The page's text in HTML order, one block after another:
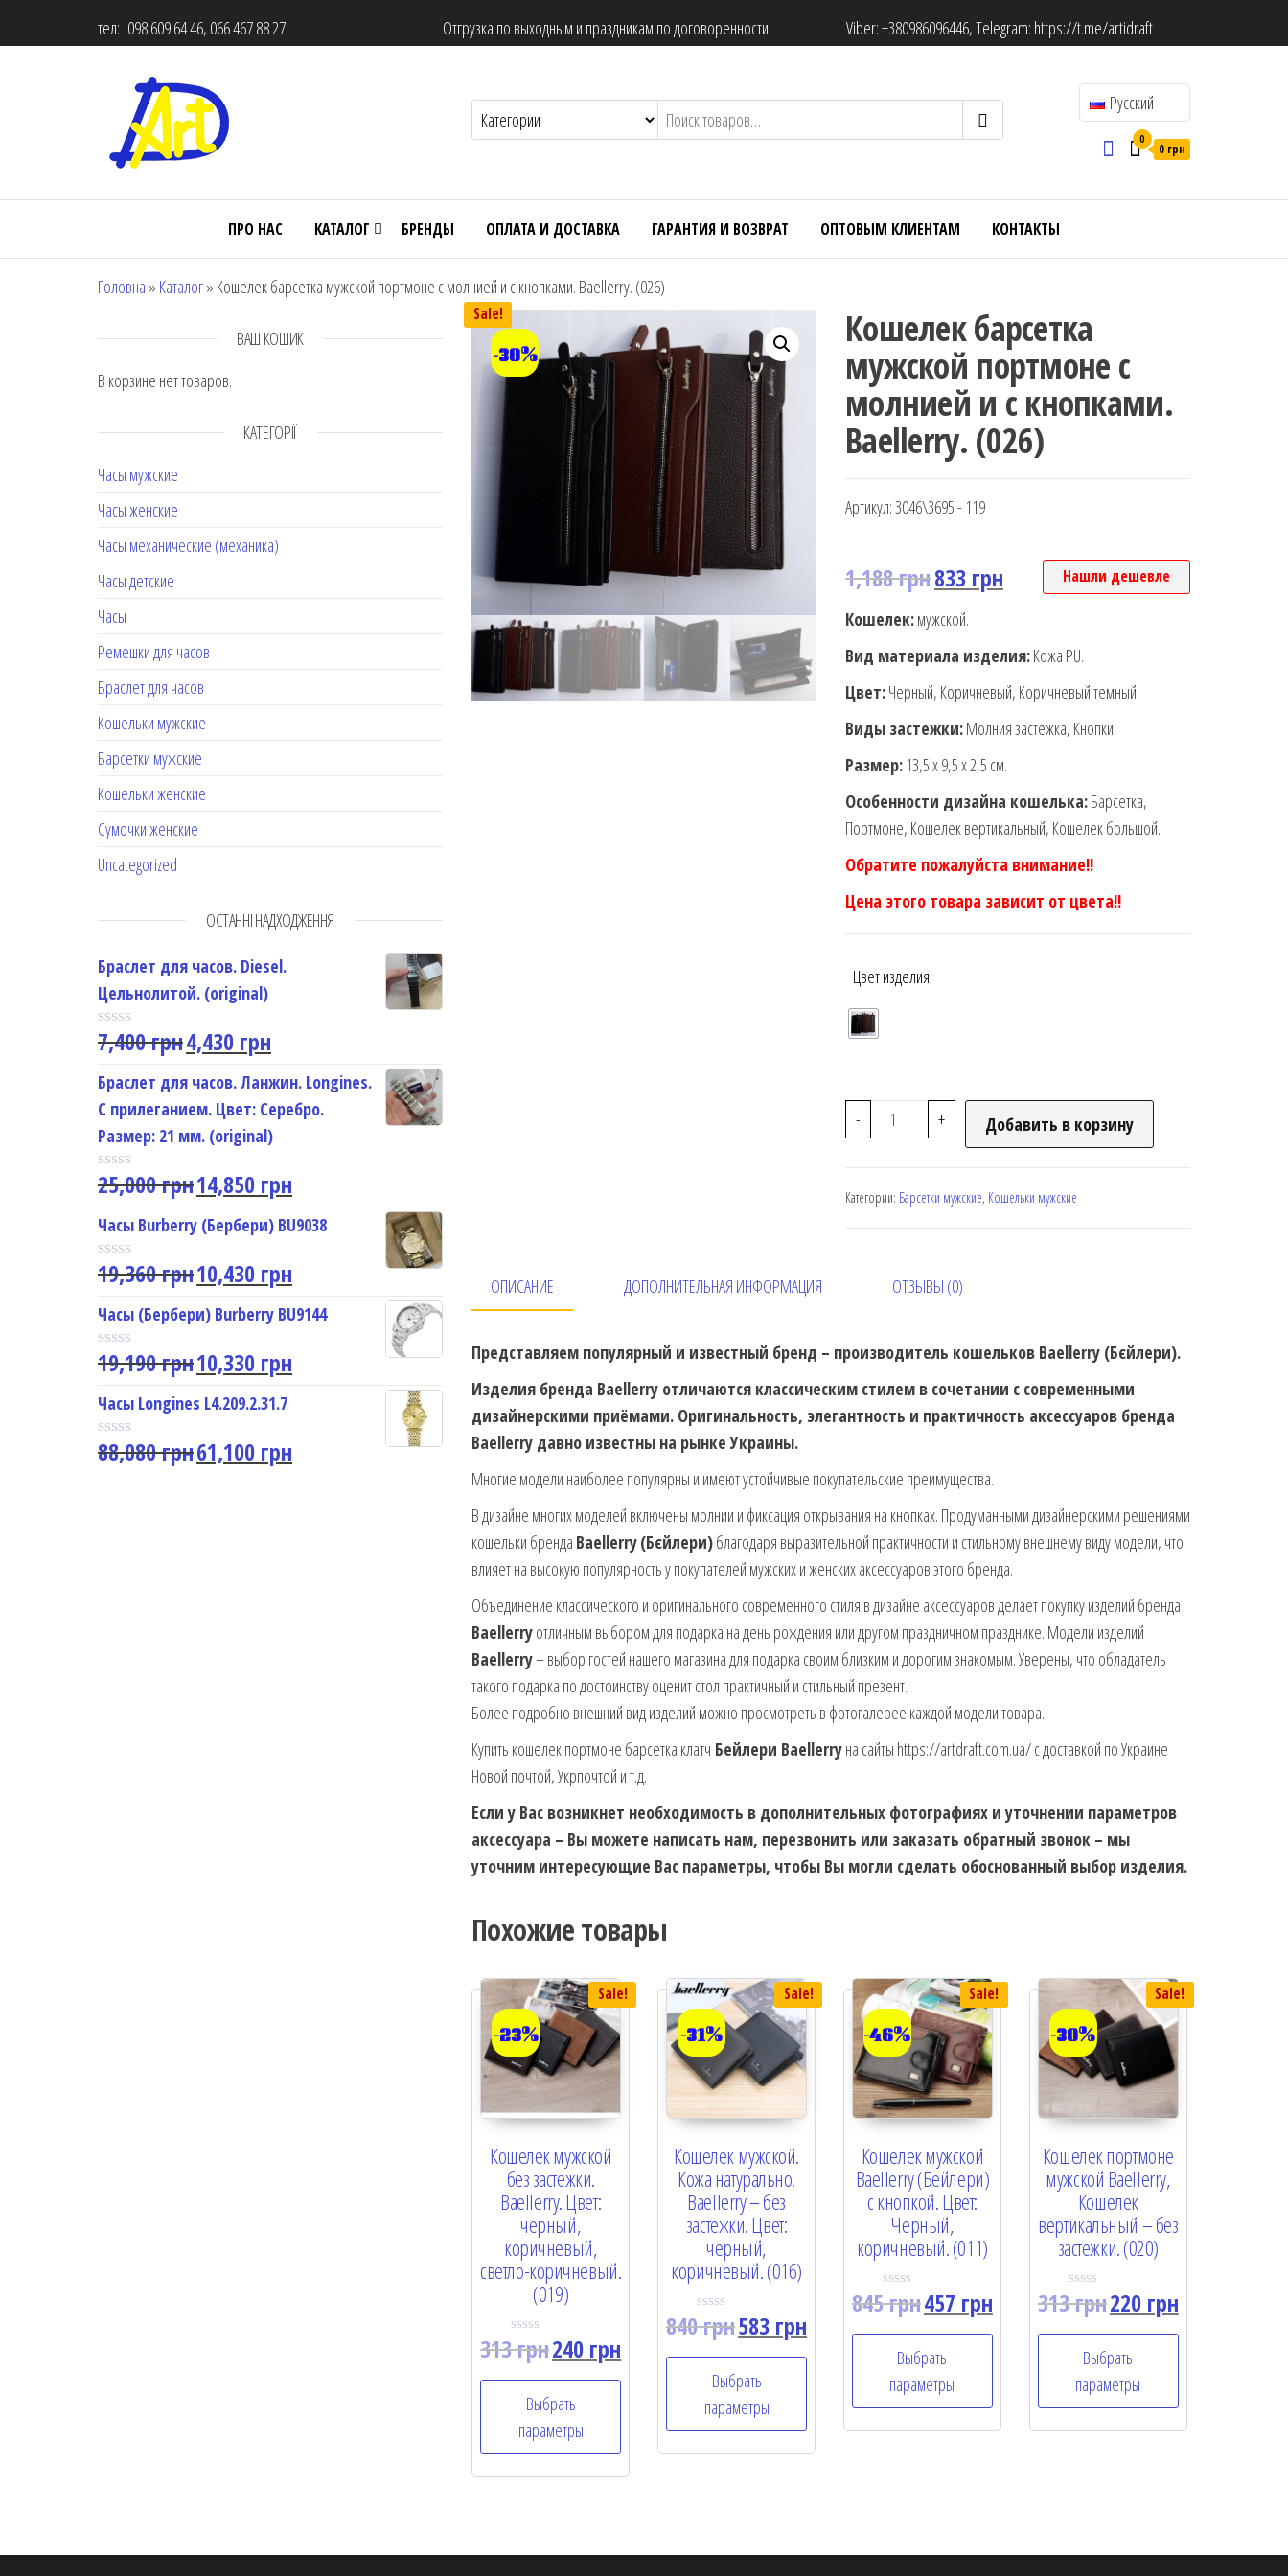
тел: 098 609 64 46, 066 467 88 27 Отгрузка по выходным и праздникам по договоренности. Viber:+380986096446, Telegram: https://t.me/artidraft
Русский
0
0 грн
ПРО НАС КАТАЛОГ БРЕНДЫ ОПЛАТА И ДОСТАВКА ГАРАНТИЯ И ВОЗВРАТ ОПТОВЫМ КЛИЕНТАМ КОНТАКТЫ
Головна » Каталог» Кошелек барсетка мужской портмоне с молнией и с кнопками. Baellerry. (026)
ВАШ КОШИК
В корзине нет товаров.
КАТЕГОРІЇ
Часы мужские
Часы женские
Часы механические (механика)
Часы детские
Часы
Ремешки для часов
Браслет для часов
Кошельки мужские
Барсетки мужские
Кошельки женские
Сумочки женские
Uncategorized
ОСТАННІ НАДХОДЖЕННЯ
Браслет для часов. Diesel.
Цельнолитой. (original)
R
t
e
d
0
o
u
t
o
5
7,400грн4,430 грн
Браслет для часов. Ланжин. Longines.
С прилеганием. Цвет: Серебро.
Размер: 21 мм. (original)
R
t
e
d
0
o
u
t
o
f
5
25,000грн14,850 грн
Часы Burberry (Бербери) BU9038
R
t
e
d
0
o
u
t
o
f
5
19,360грн10,430 грн
Часы (Бербери) Burberry BU9144
R
t
e
d
0
o
19,190грн10,330 грн
Часы Longines L4.209.2.31.7
R
88,080грн61,100 грн
Sale!
-30%
Кошелек барсетка
мужской портмоне с
молнией и с кнопками.
Baellerry. (026)
Артикул:3046\3695 - 119
1,188грн833 грн Нашли дешевле
Кошелек:мужской.
Вид материала изделия:Кожа PU.
Цвет:Черный, Коричневый, Коричневый темный.
Виды застежки:Молния застежка, Кнопки.
Размер: 13,5 х 9,5 х 2,5 см.
Особенности дизайна кошелька:Барсетка,
Портмоне, Кошелек вертикальный, Кошелек большой.
Обратите пожалуйста внимание!!
Цена этого товара зависит от цвета!!
Цвет изделия
- + Добавить в корзину
Категории: Барсетки мужские, Кошельки мужские
ОПИСАНИЕ ДОПОЛНИТЕЛЬНАЯ ИНФОРМАЦИЯ ОТЗЫВЫ (0)
Представляем популярный и известный бренд – производитель кошельков Baellerry (Бєйлери).
Изделия бренда Baellerry отличаются классическим стилем в сочетании с современными
дизайнерскими приёмами. Оригинальность, элегантность и практичность аксессуаров бренда
Baellerry давно известны на рынке Украины.
Многие модели наиболее популярны и имеют устойчивые покупательские преимущества.
В дизайне многих моделей включены молнии и фиксация открывания на кнопках. Продуманными дизайнерскими решениями
кошельки бренда Baellerry(Бєйлери)благодаря выразительной практичности и стильному внешнему виду модели, что
влияет на высокую популярность у покупателей мужских и женских аксессуаров этого бренда.
Объединение классического и оригинального современного стиля в дизайне аксессуаров делает покупку изделий бренда
Baellerryотличным выбором для подарка на день рождения или другом праздничном празднике. Модели изделий
Baellerry– выбор гостей нашего магазина для подарка своим близким и дорогим знакомым. Уверены, что обладатель
такого подарка по достоинству оценит стол практичный и стильный презент.
Более подробно внешний вид изделий можно просмотреть в фотогалерее каждой модели товара.
Купить кошелек портмоне барсетка клатч Бейлери Baellerryна сайты https://artdraft.com.ua/ с доставкой по Украине
Новой почтой, Укрпочтой и т.д.
Если у Вас возникнет необходимость в дополнительных фотографиях и уточнении параметров
аксессуара – Вы можете написать нам, перезвонить или заказать обратный звонок – мы
уточним интересующие Вас параметры, чтобы Вы могли сделать обоснованный выбор изделия.
Похожие товары
Sale!
-23%
Кошелек мужской
без застежки.
Baellerry. Цвет:
черный,
коричневый,
светло-коричневый.
(019)
R
o
313грн240 грн
Выбрать
параметры
Sale!
-31%
Кошелек мужской.
Кожа натурально.
Baellerry – без
застежки. Цвет:
черный,
коричневый. (016)
R
a
o
840грн583 грн
Выбрать
параметры
Sale!
-46%
Кошелек мужской
Baellerry (Бейлери)
с кнопкой. Цвет:
Черный,
коричневый. (011)
R
a
o
845грн457 грн
Выбрать
параметры
Sale!
-30%
Кошелек портмоне
мужской Baellerry,
Кошелек
вертикальный – без
застежки. (020)
R
a
o
313грн220грн
Выбрать
параметры